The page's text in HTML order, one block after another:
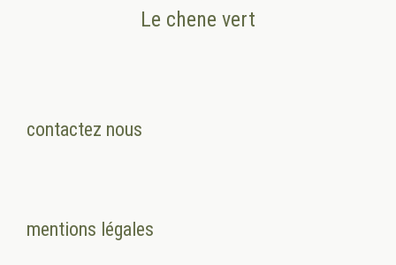
Le chene vert
contactez nous
mentions légales